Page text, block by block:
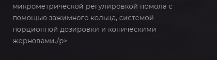
микрометрической регулировкой помола с
помощью зажимного кольца, системой
порционной дозировки и коническими
жерновами./p>